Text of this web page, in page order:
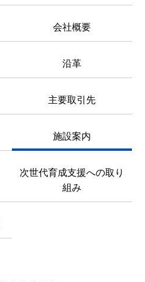
会社概要
沿革
主要取引先
施設案内
次世代育成支援への取り
組み